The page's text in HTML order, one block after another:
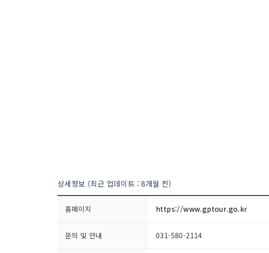
상세정보 (최근 업데이트 : 8개월 전)
홈페이지 https://www.gptour.go.kr
문의 및 안내 031-580-2114